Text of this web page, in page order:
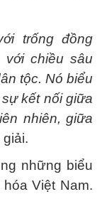
trống đồng
chiều sâu
tộc. Nó biểu
kết nối giữa
nhiên, giữa
những biểu
Việt Nam.